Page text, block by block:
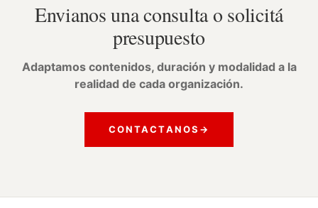
Envianos una consulta o solicitá
presupuesto
Adaptamos contenidos, duración y modalidad a la
realidad de cada organización.
CONTACTANOS →